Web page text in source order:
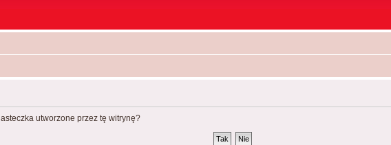
utworzone przez tę witrynę?